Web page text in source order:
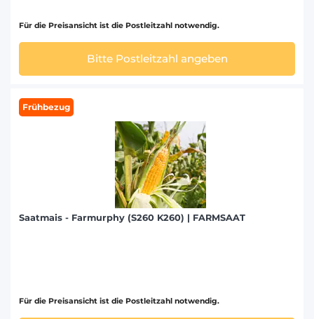
Für die Preisansicht ist die Postleitzahl notwendig.
Bitte Postleitzahl angeben
Frühbezug
Saatmais - Farmurphy (S260 K260) | FARMSAAT
Für die Preisansicht ist die Postleitzahl notwendig.